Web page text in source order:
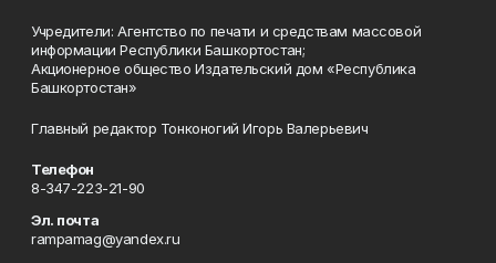
Учредители: Агентство по печати и средствам массовой
информации Республики Башкортостан;
Акционерное общество Издательский дом «Республика
Башкортостан»
Главный редактор Тонконогий Игорь Валерьевич
Телефон
8-347-223-21-90
Эл. почта
rampamag@yandex.ru